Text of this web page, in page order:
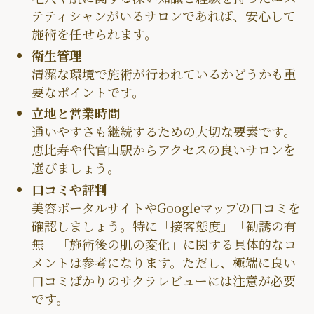
テティシャンがいるサロンであれば、安心して
施術を任せられます。
衛生管理
清潔な環境で施術が行われているかどうかも重
要なポイントです。
立地と営業時間
通いやすさも継続するための大切な要素です。
恵比寿や代官山駅からアクセスの良いサロンを
選びましょう。
口コミや評判
美容ポータルサイトやGoogleマップの口コミを
確認しましょう。特に「接客態度」「勧誘の有
無」「施術後の肌の変化」に関する具体的なコ
メントは参考になります。ただし、極端に良い
口コミばかりのサクラレビューには注意が必要
です。